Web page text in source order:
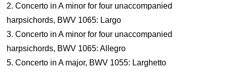
2. Concerto in A minor for four unaccompanied
harpsichords, BWV 1065: Largo
3. Concerto in A minor for four unaccompanied
harpsichords, BWV 1065: Allegro
5. Concerto in A major, BWV 1055: Larghetto